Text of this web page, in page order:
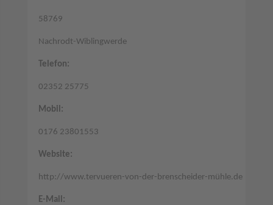
58769
Nachrodt-Wiblingwerde
Telefon:
02352 25775
Mobil:
0176 23801553
Website:
http://www.tervueren-von-der-brenscheider-mühle.de
E-Mail: